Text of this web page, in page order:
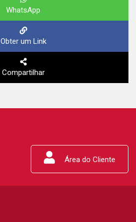
WhatsApp
Obter um Link
Compartilhar
Área do Cliente